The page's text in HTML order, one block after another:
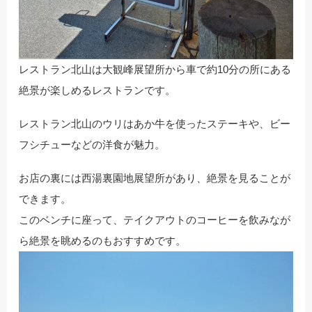
レストラン北山は大観峰展望所から車で約10分の所にある
絶景が楽しめるレストランです。
レストラン北山のウリはあか牛を使ったステーキや、ビー
フシチューなどの洋食が魅力。
お店の裏には西湯裏園地展望所があり、絶景を見ることが
できます。
このベンチに座って、テイクアウトのコーヒーを飲みなが
ら絶景を眺めるのもおすすめです。